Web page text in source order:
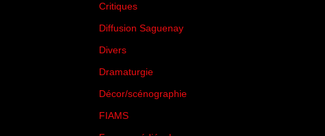
Critiques
Diffusion Saguenay
Divers
Dramaturgie
Décor/scénographie
FIAMS